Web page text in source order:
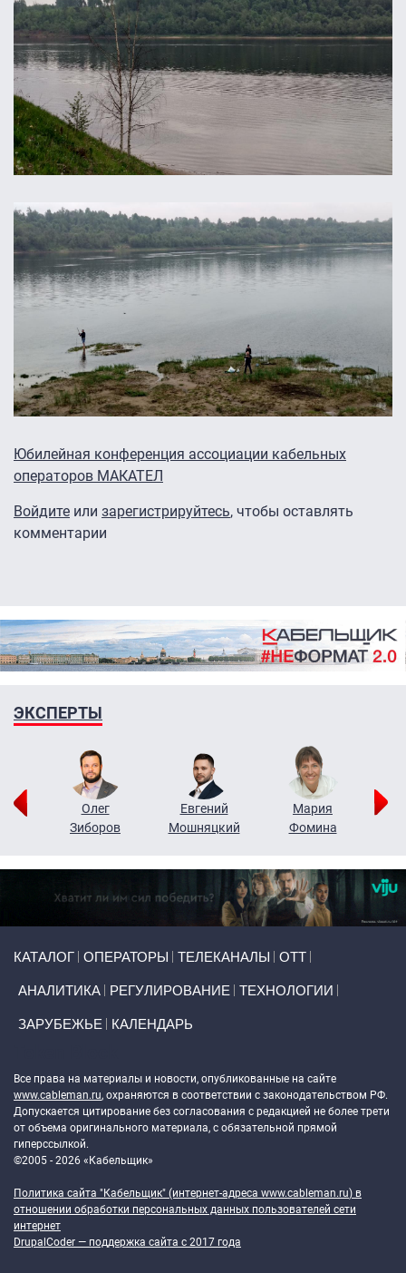
Юбилейная конференция ассоциации кабельных
операторов МАКАТЕЛ
Войдите или зарегистрируйтесь, чтобы оставлять
комментарии
ЭКСПЕРТЫ
Олег
Зиборов
Евгений
Мошняцкий
Мария
Фомина
КАТАЛОГ ОПЕРАТОРЫ ТЕЛЕКАНАЛЫ ОТТ
АНАЛИТИКА РЕГУЛИРОВАНИЕ ТЕХНОЛОГИИ
ЗАРУБЕЖЬЕ КАЛЕНДАРЬ
Все права на материалы и новости, опубликованные на сайте
www.cableman.ru, охраняются в соответствии с законодательством РФ.
Допускается цитирование без согласования с редакцией не более трети
от объема оригинального материала, с обязательной прямой
гиперссылкой.
©2005 - 2026 «Кабельщик»
Политика сайта "Кабельщик" (интернет-адреса www.cableman.ru) в
отношении обработки персональных данных пользователей сети
интернет
DrupalCoder — поддержка сайта c 2017 года